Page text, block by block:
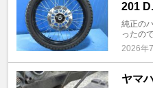
201
純正の
ったの
2026年
ヤマ